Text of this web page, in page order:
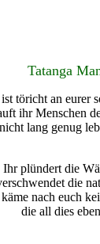
Tatanga
töricht an eurer
ihr Menschen
lang genug
Ihr plündert die
die
nach euch
die all dies